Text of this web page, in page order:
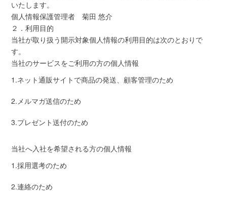
いたします。
個人情報保護管理者 菊田 悠介
２．利用目的
当社が取り扱う開示対象個人情報の利用目的は次のとおりで
す。
当社のサービスをご利用の方の個人情報
1.ネット通販サイトで商品の発送、顧客管理のため
2.メルマガ送信のため
3.プレゼント送付のため
当社へ入社を希望される方の個人情報
1.採用選考のため
2.連絡のため